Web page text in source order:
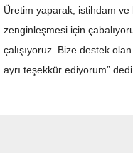
Üretim yaparak, istihdam ve
zenginleşmesi için
çalışıyoruz. Bize destek
ayrı teşekkür ediyorum” dedi.